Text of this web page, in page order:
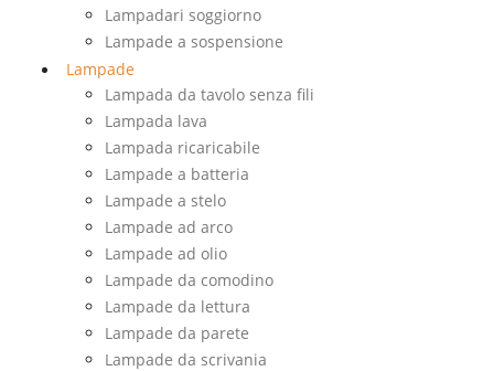
Lampadari soggiorno
Lampade a sospensione
Lampade
Lampada da tavolo senza fili
Lampada lava
Lampada ricaricabile
Lampade a batteria
Lampade a stelo
Lampade ad arco
Lampade ad olio
Lampade da comodino
Lampade da lettura
Lampade da parete
Lampade da scrivania